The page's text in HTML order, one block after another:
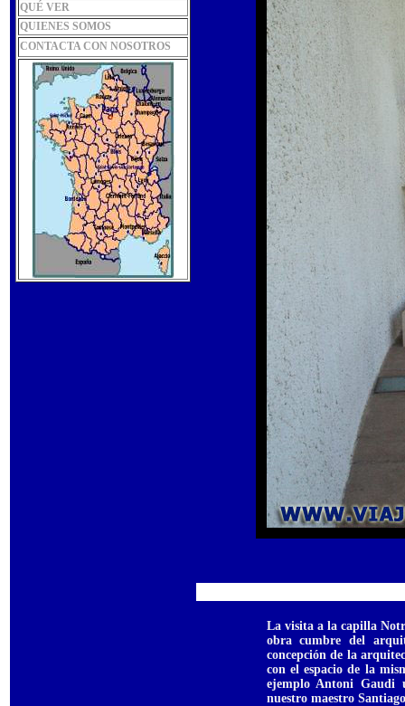
QUÉ VER
QUIENES SOMOS
CONTACTA CON NOSOTROS
La visita a la capilla
obra cumbre del
concepción de la
con el espacio de la
ejemplo Antoni Gaudi
nuestro maestro